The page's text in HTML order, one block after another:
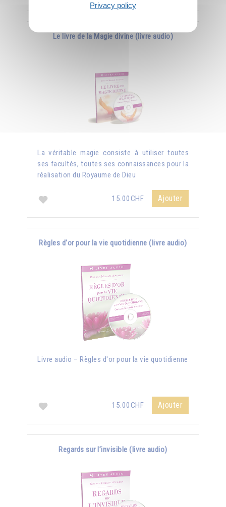
Le livre de la Magie divine (livre audio)
La véritable magie consiste à utiliser toutes
ses facultés, toutes ses connaissances pour la
réalisation du Royaume de Dieu
15.00CHF Ajouter
Règles d'or pour la vie quotidienne (livre audio)
Livre audio – Règles d'or pour la vie quotidienne
15.00CHF Ajouter
Regards sur l’invisible (livre audio)
Privacy policy